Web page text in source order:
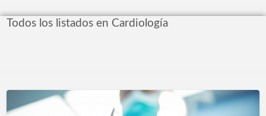
Todos los listados en Cardiología